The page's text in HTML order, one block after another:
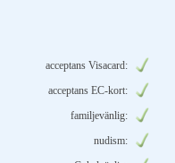
acceptans Visacard:
acceptans EC-kort:
familjevänlig:
nudism: